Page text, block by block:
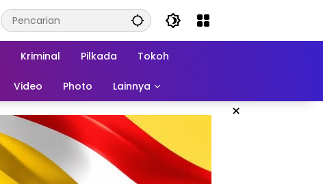
Kriminal Pilkada Tokoh
Video Photo Lainnya
×